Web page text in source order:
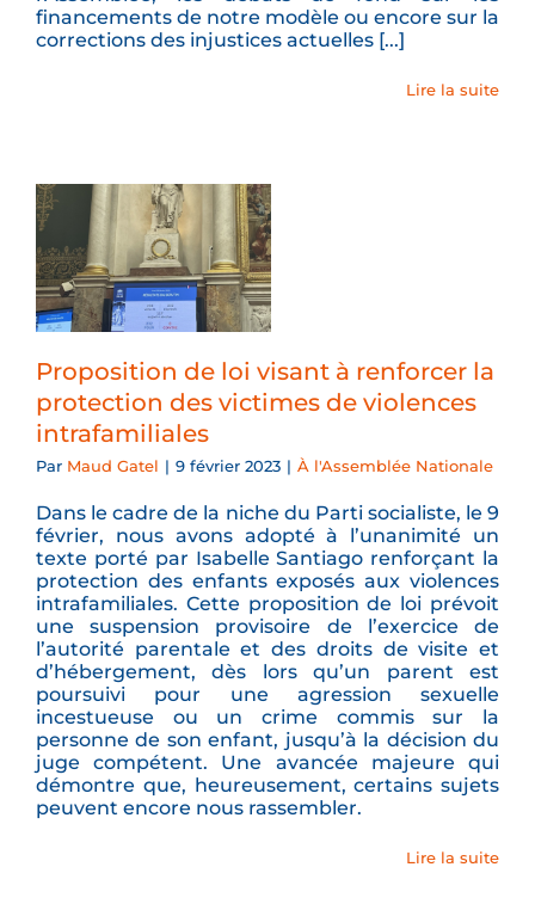
financements de notre modèle ou encore sur la
corrections des injustices actuelles [...]
Lire la suite
Proposition de loi visant à renforcer la
protection des victimes de violences
intrafamiliales
Par Maud Gatel | 9 février 2023 | À l'Assemblée Nationale
Dans le cadre de la niche du Parti socialiste, le 9
février, nous avons adopté à l’unanimité un
texte porté par Isabelle Santiago renforçant la
protection des enfants exposés aux violences
intrafamiliales. Cette proposition de loi prévoit
une suspension provisoire de l’exercice de
l’autorité parentale et des droits de visite et
d’hébergement, dès lors qu’un parent est
poursuivi pour une agression sexuelle
incestueuse ou un crime commis sur la
personne de son enfant, jusqu’à la décision du
juge compétent. Une avancée majeure qui
démontre que, heureusement, certains sujets
peuvent encore nous rassembler.
Lire la suite